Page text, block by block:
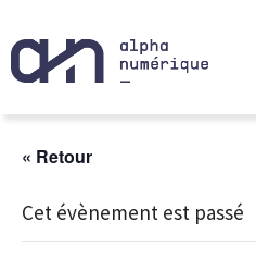
« Retour
Cet évènement est passé